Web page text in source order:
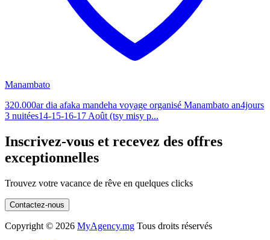
Manambato
320.000ar dia afaka mandeha voyage organisé Manambato an4jours
3 nuitées14-15-16-17 Août (tsy misy p...
Inscrivez-vous et recevez des offres
exceptionnelles
Trouvez votre vacance de rêve en quelques clicks
Contactez-nous
Copyright © 2026 MyAgency.mg Tous droits réservés